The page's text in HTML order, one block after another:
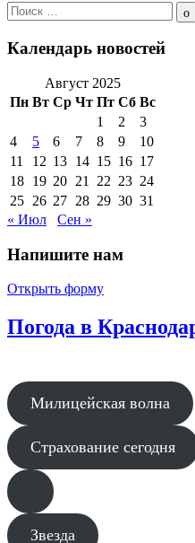
Поиск
по:
Календарь новостей
Август 2025
Пн Вт Ср Чт Пт Сб Вс
1
2
3
4
5 6 7 8 9
10
11
12 13 14 15 16 17
18 19 20 21 22 23 24
25 26 27 28 29 30 31
« Июл
Сен »
Напишите нам
Открыть форму
Погода в
Милицейская волна
Страхование сегодня
Звезда